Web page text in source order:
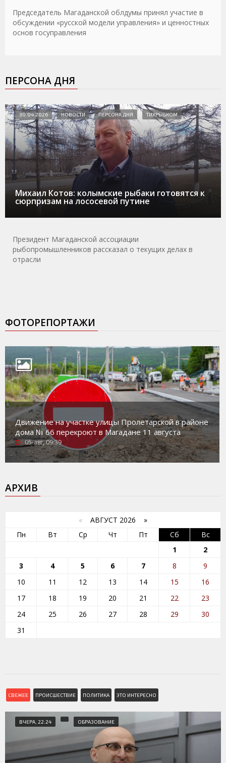
Председатель Магаданской облдумы принял участие в
обсуждении «русской модели управления» и ценностных
основ госуправления
ПЕРСОНА ДНЯ
Михаил Котов: колымские рыбаки готовятся к
сюрпризам на лососевой путине
30.04.2026 НОВОСТИ ПЕРСОНА ДНЯ ТИХРЫБКОМ
Президент Магаданской ассоциации
рыбопромышленников рассказал о текущих делах в
отрасли
ФОТОРЕПОРТАЖИ
Движение на участке улицы Пролетарской в районе
дома № 66 перекроют в Магадане 11 августа
05-авг, 09:39
АРХИВ
« АВГУСТ 2026 »
Пн
Вт Ср Чт Пт Сб
Вс
1
2
3
4 5 6 7 8
9
10
11 12 13 14 15
16
17
18 19 20 21 22
23
24
25 26 27 28 29
30
31
СВЕЖЕЕ ПРОИСШЕСТВИЕ ПОЛИТИКА ЭТО ИНТЕРЕСНО
ВЧЕРА, 22:24 ОБРАЗОВАНИЕ